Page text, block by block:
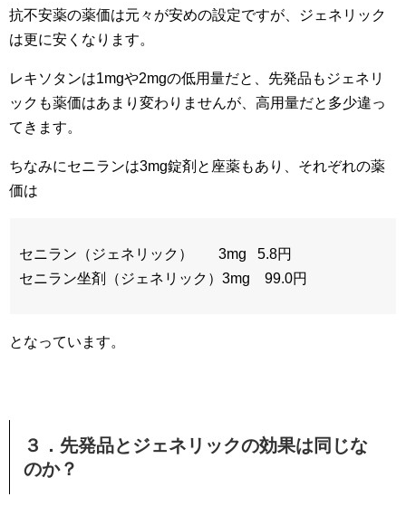
抗不安薬の薬価は元々が安めの設定ですが、ジェネリック
は更に安くなります。
レキソタンは1mgや2mgの低用量だと、先発品もジェネリ
ックも薬価はあまり変わりませんが、高用量だと多少違っ
てきます。
ちなみにセニランは3mg錠剤と座薬もあり、それぞれの薬
価は
セニラン（ジェネリック） 3mg 5.8円
セニラン坐剤（ジェネリック）3mg 99.0円
となっています。
３．先発品とジェネリックの効果は同じな
のか？